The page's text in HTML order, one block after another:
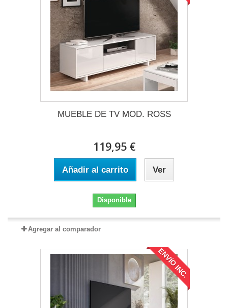
MUEBLE DE TV MOD. ROSS
119,95 €
Añadir al carrito Ver
Disponible
Agregar al comparador
ENVÍO INC.